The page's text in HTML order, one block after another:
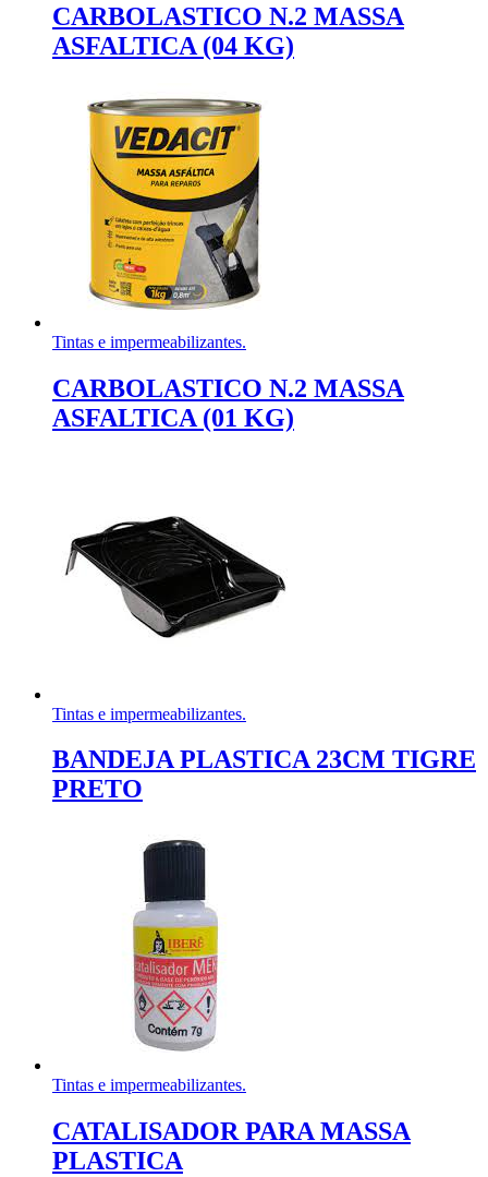
CARBOLASTICO N.2 MASSA
ASFALTICA (04 KG)
Tintas e impermeabilizantes.
CARBOLASTICO N.2 MASSA
ASFALTICA (01 KG)
Tintas e impermeabilizantes.
BANDEJA PLASTICA 23CM TIGRE
PRETO
Tintas e impermeabilizantes.
CATALISADOR PARA MASSA
PLASTICA